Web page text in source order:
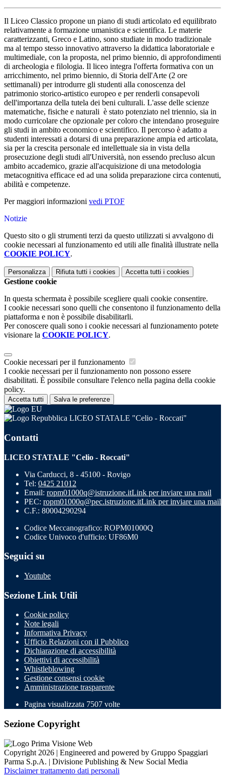
Il Liceo Classico propone un piano di studi articolato ed equilibrato
relativamente a formazione umanistica e scientifica. Le materie
caratterizzanti, Greco e Latino, sono studiate in modo tradizionale
ma al tempo stesso innovativo attraverso la didattica laboratoriale e
multimediale, con la proposta, nel primo biennio, di approfondimenti
di archeologia e filologia. Il liceo integra l'offerta formativa con un
arricchimento, nel primo biennio, di Storia dell'Arte (2 ore
settimanali) per introdurre gli studenti alla conoscenza del
patrimonio storico-artistico europeo e per renderli consapevoli
dell'importanza della tutela dei beni culturali. L'asse delle scienze
matematiche, fisiche e naturali è stato potenziato nel triennio, sia in
modo curricolare che opzionale per coloro che intendano proseguire
gli studi in ambito economico e scientifico. Il percorso è adatto a
studenti interessati a dotarsi di una preparazione ampia ed articolata,
sia per la crescita personale ed intellettuale sia in vista della
prosecuzione degli studi all'Università, non essendo precluso alcun
ambito accademico, grazie all'acquisizione di una metodologia
metacognitiva efficace ed ad una solida preparazione circa contenuti,
abilità e competenze.
Per maggiori informazioni vedi PTOF
Notizie
Questo sito o gli strumenti terzi da questo utilizzati si avvalgono di
cookie necessari al funzionamento ed utili alle finalità illustrate nella
COOKIE POLICY.
Personalizza Rifiuta tutti i cookies Accetta tutti i cookies
Gestione cookie
In questa schermata è possibile scegliere quali cookie consentire.
I cookie necessari sono quelli che consentono il funzionamento della
piattaforma e non è possibile disabilitarli.
Per conoscere quali sono i cookie necessari al funzionamento potete
visionare la COOKIE POLICY.
Cookie necessari per il funzionamento
I cookie necessari per il funzionamento non possono essere
disabilitati. È possibile consultare l'elenco nella pagina della cookie
policy.
Accetta tutti Salva le preferenze
LICEO STATALE "Celio - Roccati"
Contatti
LICEO STATALE "Celio - Roccati"
Via Carducci, 8 - 45100 - Rovigo
Tel: 0425 21012
Email: ropm01000q@istruzione.itLink per inviare una mail
PEC: ropm01000q@pec.istruzione.itLink per inviare una mail
C.F.: 80004290294
Codice Meccanografico: ROPM01000Q
Codice Univoco d'ufficio: UF86M0
Seguici su
Youtube
Sezione Link Utili
Cookie policy
Note legali
Informativa Privacy
Ufficio Relazioni con il Pubblico
Dichiarazione di accessibilità
Obiettivi di accessibilità
Whistleblowing
Gestione consensi cookie
Amministrazione trasparente
Pagina visualizzata 7507 volte
Sezione Copyright
Copyright 2026 | Engineered and powered by Gruppo Spaggiari
Parma S.p.A. | Divisione Publishing & New Social Media
Disclaimer trattamento dati personali